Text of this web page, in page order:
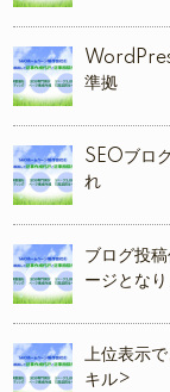
準拠
SEOブロ
れ
ブログ投
ージとな
上位表示
キル>